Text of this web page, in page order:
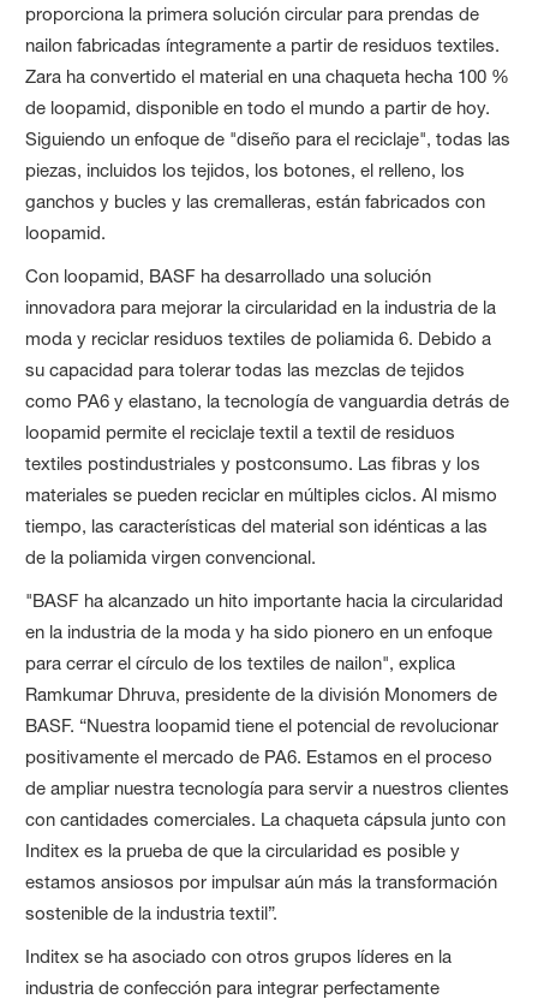
proporciona la primera solución circular para prendas de
nailon fabricadas íntegramente a partir de residuos textiles.
Zara ha convertido el material en una chaqueta hecha 100 %
de loopamid, disponible en todo el mundo a partir de hoy.
Siguiendo un enfoque de "diseño para el reciclaje", todas las
piezas, incluidos los tejidos, los botones, el relleno, los
ganchos y bucles y las cremalleras, están fabricados con
loopamid.
Con loopamid, BASF ha desarrollado una solución
innovadora para mejorar la circularidad en la industria de la
moda y reciclar residuos textiles de poliamida 6. Debido a
su capacidad para tolerar todas las mezclas de tejidos
como PA6 y elastano, la tecnología de vanguardia detrás de
loopamid permite el reciclaje textil a textil de residuos
textiles postindustriales y postconsumo. Las fibras y los
materiales se pueden reciclar en múltiples ciclos. Al mismo
tiempo, las características del material son idénticas a las
de la poliamida virgen convencional.
"BASF ha alcanzado un hito importante hacia la circularidad
en la industria de la moda y ha sido pionero en un enfoque
para cerrar el círculo de los textiles de nailon", explica
Ramkumar Dhruva, presidente de la división Monomers de
BASF. “Nuestra loopamid tiene el potencial de revolucionar
positivamente el mercado de PA6. Estamos en el proceso
de ampliar nuestra tecnología para servir a nuestros clientes
con cantidades comerciales. La chaqueta cápsula junto con
Inditex es la prueba de que la circularidad es posible y
estamos ansiosos por impulsar aún más la transformación
sostenible de la industria textil”.
Inditex se ha asociado con otros grupos líderes en la
industria de confección para integrar perfectamente